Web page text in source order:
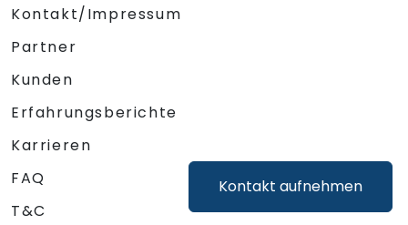
Kontakt aufnehmen
Kontakt/Impressum
Partner
Kunden
Erfahrungsberichte
Karrieren
FAQ
T&C